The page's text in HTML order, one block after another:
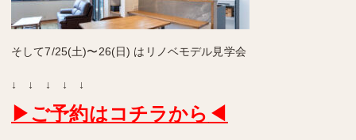
そして7/25(土)〜26(日) はリノベモデル見学会
↓ ↓ ↓ ↓ ↓
▶ご予約はコチラから ◀